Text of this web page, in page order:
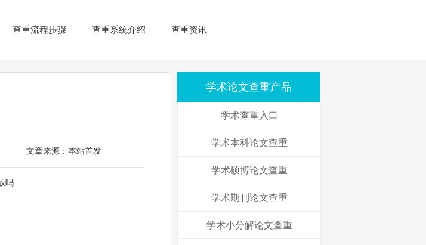
查重流程步骤 查重系统介绍 查重资讯
文章来源：本站首发
学术论文查重产品
学术查重入口
学术本科论文查重
学术硕博论文查重
学术期刊论文查重
学术小分解论文查重